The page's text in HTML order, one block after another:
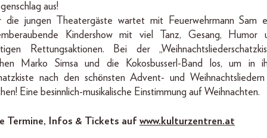
aus!
die jungen Theatergäste wartet mit Feuerwehrmann Sam
Kindershow mit viel Tanz, Gesang, Humor
Rettungsaktionen. Bei der
Marko Simsa und die Kokosbusserl-Band los, um in
nach den schönsten Advent- und
Eine besinnlich-musikalische Einstimmung auf Weihnachten.
Termine, Infos & Tickets auf www.kulturzentren.at